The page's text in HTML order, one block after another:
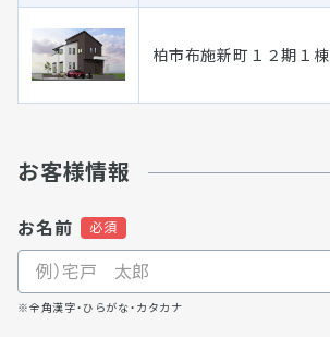
柏市布施新町１２期１棟
お客様情報
お名前
※全角漢字・ひらがな・カタカナ